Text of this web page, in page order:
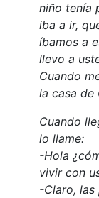
niño tenía
iba a ir,
íbamos a
llevo a
Cuando
la casa de
Cuando
lo llame:
-Hola
vivir con
-Claro, las